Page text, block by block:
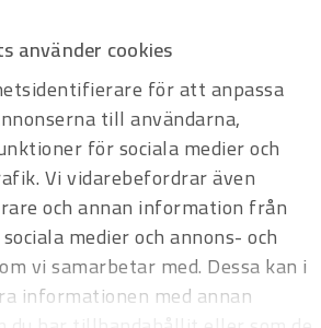
använder cookies
för att anpassa
till användarna,
för sociala medier och
Vi vidarebefordrar även
och annan information från
medier och annons- och
vi samarbetar med. Dessa kan i
informationen med annan